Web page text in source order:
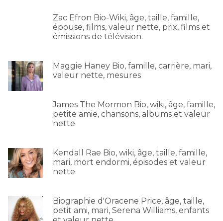
Zac Efron Bio-Wiki, âge, taille, famille,
épouse, films, valeur nette, prix, films et
émissions de télévision.
Maggie Haney Bio, famille, carrière, mari,
valeur nette, mesures
James The Mormon Bio, wiki, âge, famille,
petite amie, chansons, albums et valeur
nette
Kendall Rae Bio, wiki, âge, taille, famille,
mari, mort endormi, épisodes et valeur
nette
Biographie d'Oracene Price, âge, taille,
petit ami, mari, Serena Williams, enfants